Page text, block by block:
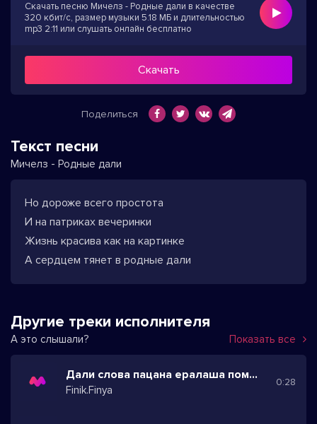
Скачать песню Мичелз - Родные дали в качестве
320 кбит/с, размер музыки 5.18 МБ и длительностью
mp3 2:11 или слушать онлайн бесплатно
Скачать
Поделиться
Текст песни
Мичелз - Родные дали
Но дороже всего простота
И на патриках вечеринки
Жизнь красива как на картинке
А сердцем тянет в родные дали
Другие треки исполнителя
А это слышали? Показать все
Дали слова пацана ералаша помним всегда
Finik.Finya
0:28